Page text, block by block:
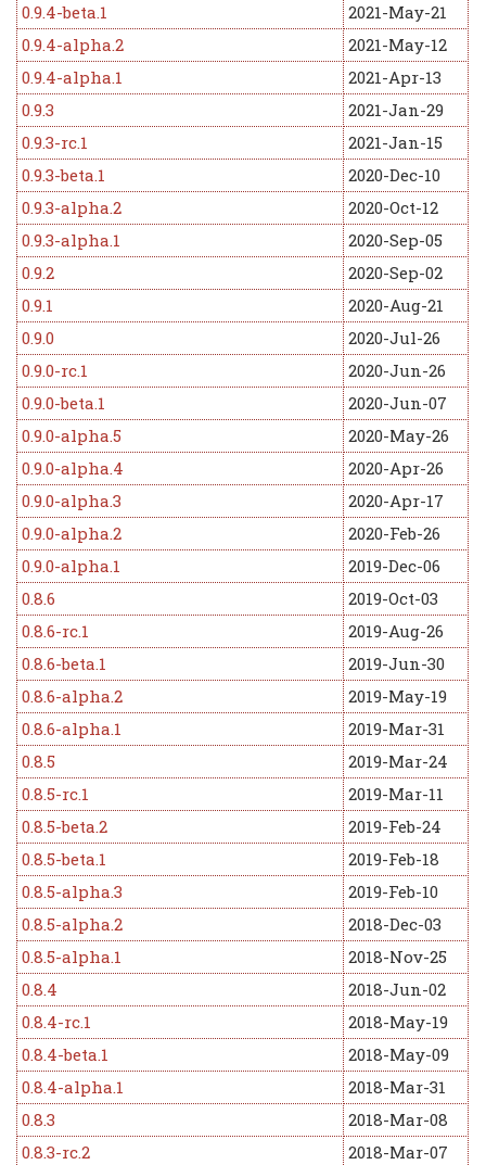
0.9.4-beta.1
2021-May-21
0.9.4-alpha.2
2021-May-12
0.9.4-alpha.1
2021-Apr-13
0.9.3
2021-Jan-29
0.9.3-rc.1
2021-Jan-15
0.9.3-beta.1
2020-Dec-10
0.9.3-alpha.2
2020-Oct-12
0.9.3-alpha.1
2020-Sep-05
0.9.2
2020-Sep-02
0.9.1
2020-Aug-21
0.9.0
2020-Jul-26
0.9.0-rc.1
2020-Jun-26
0.9.0-beta.1
2020-Jun-07
0.9.0-alpha.5
2020-May-26
0.9.0-alpha.4
2020-Apr-26
0.9.0-alpha.3
2020-Apr-17
0.9.0-alpha.2
2020-Feb-26
0.9.0-alpha.1
2019-Dec-06
0.8.6
2019-Oct-03
0.8.6-rc.1
2019-Aug-26
0.8.6-beta.1
2019-Jun-30
0.8.6-alpha.2
2019-May-19
0.8.6-alpha.1
2019-Mar-31
0.8.5
2019-Mar-24
0.8.5-rc.1
2019-Mar-11
0.8.5-beta.2
2019-Feb-24
0.8.5-beta.1
2019-Feb-18
0.8.5-alpha.3
2019-Feb-10
0.8.5-alpha.2
2018-Dec-03
0.8.5-alpha.1
2018-Nov-25
0.8.4
2018-Jun-02
0.8.4-rc.1
2018-May-19
0.8.4-beta.1
2018-May-09
0.8.4-alpha.1
2018-Mar-31
0.8.3
2018-Mar-08
0.8.3-rc.2
2018-Mar-07